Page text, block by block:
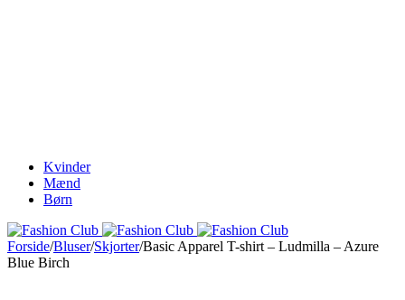
Kvinder
Mænd
Børn
Forside/Bluser/Skjorter/Basic Apparel T-shirt – Ludmilla – Azure
Blue Birch